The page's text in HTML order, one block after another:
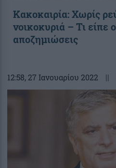
Κακοκαιρία: Χωρίς
νοικοκυριά – Τι είπε
αποζημιώσεις
12:58, 27 Ιανουαρίου 2022 ||